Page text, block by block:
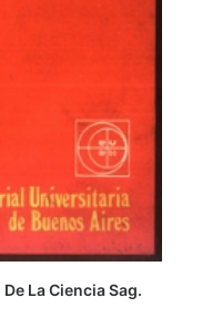
La Ciencia Sag.